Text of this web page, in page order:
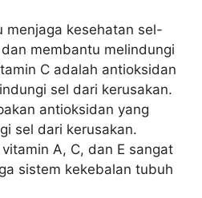
menjaga kesehatan sel-
membantu melindungi
C adalah antioksidan
sel dari kerusakan.
antioksidan yang
sel dari kerusakan.
A, C, dan E sangat
sistem kekebalan tubuh